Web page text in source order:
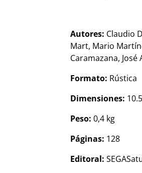
Autores: Claudio
Mart, Mario
Caramazana,
Formato: Rústica
Dimensiones:
Peso: 0,4 kg
Páginas: 128
Editoral: